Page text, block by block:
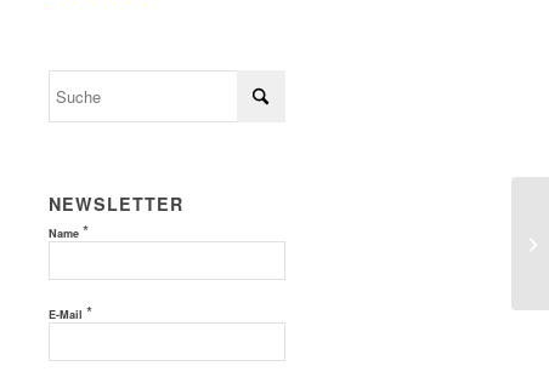
NEWSLETTER
Name*
E-Mail*